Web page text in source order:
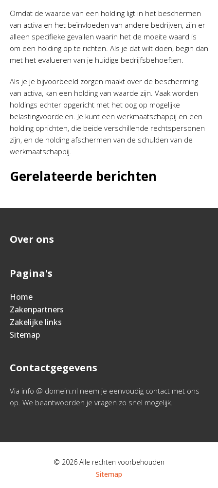
Omdat de waarde van een holding ligt in het beschermen
van activa en het beïnvloeden van andere bedrijven, zijn er
alleen specifieke gevallen waarin het de moeite waard is
om een holding op te richten. Als je dat wilt doen, begin dan
met het evalueren van je huidige bedrijfsbehoeften.
Als je je bijvoorbeeld zorgen maakt over de bescherming
van activa, kan een holding van waarde zijn. Vaak worden
holdings echter opgericht met het oog op mogelijke
belastingvoordelen. Je kunt een werkmaatschappij en een
holding oprichten, die beide verschillende rechtspersonen
zijn, en de holding afschermen van de schulden van de
werkmaatschappij.
Gerelateerde berichten
Over ons
Pagina's
Home
Zakenpartners
Zakelijke links
Sitemap
Contactgegevens
Via info @ domein.nl neem je eenvoudig contact met ons
op. We beantwoorden je vragen zo snel mogelijk.
© 2026 Alle rechten voorbehouden
Sitemap